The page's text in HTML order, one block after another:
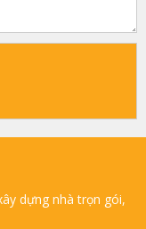
dựng nhà trọn gói,